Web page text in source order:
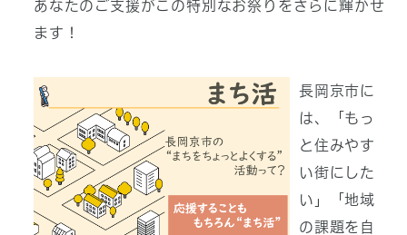
あなたのご支援がこの特別なお祭りをさらに輝かせ
ます！
長岡京市に
は、「もっ
と住みやす
い街にした
い」「地域
の課題を自